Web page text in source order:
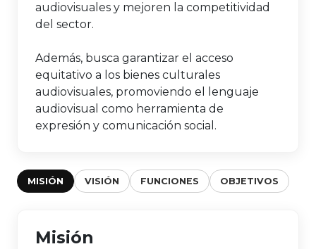
audiovisuales y mejoren la competitividad
del sector.
Además, busca garantizar el acceso
equitativo a los bienes culturales
audiovisuales, promoviendo el lenguaje
audiovisual como herramienta de
expresión y comunicación social.
MISIÓN VISIÓN FUNCIONES OBJETIVOS
Misión